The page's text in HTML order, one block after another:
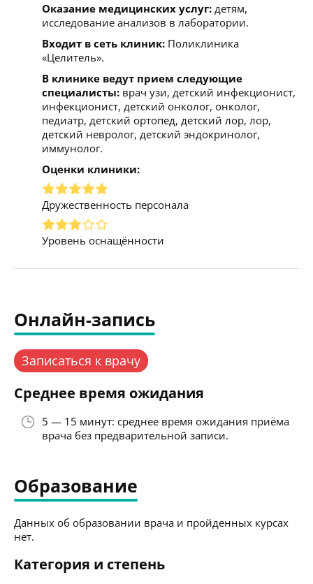
Оказание медицинских услуг: детям,
исследование анализов в лаборатории.
Входит в сеть клиник: Поликлиника
«Целитель».
В клинике ведут прием следующие
специалисты: врач узи, детский инфекционист,
инфекционист, детский онколог, онколог,
педиатр, детский ортопед, детский лор, лор,
детский невролог, детский эндокринолог,
иммунолог.
Оценки клиники:
Дружественность персонала
Уровень оснащённости
Онлайн-запись
Записаться к врачу
Среднее время ожидания
5 — 15 минут: среднее время ожидания приёма
врача без предварительной записи.
Образование
Данных об образовании врача и пройденных курсах
нет.
Категория и степень